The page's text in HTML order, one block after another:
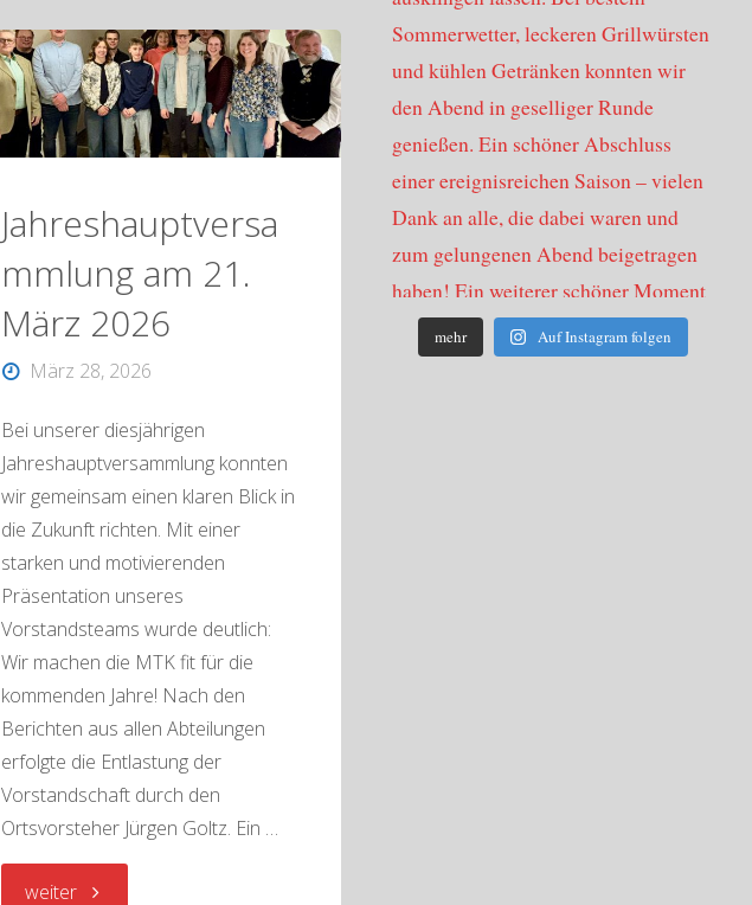
der
Alten
Schule"
Jahreshauptversa
mmlung am 21.
März 2026
März 28, 2026
Bei unserer diesjährigen
Jahreshauptversammlung konnten
wir gemeinsam einen klaren Blick in
die Zukunft richten. Mit einer
starken und motivierenden
Präsentation unseres
Vorstandsteams wurde deutlich:
Wir machen die MTK fit für die
kommenden Jahre! Nach den
Berichten aus allen Abteilungen
erfolgte die Entlastung der
Vorstandschaft durch den
Ortsvorsteher Jürgen Goltz. Ein …
weiter"Jahreshauptversammlung
mehr Auf Instagram folgen